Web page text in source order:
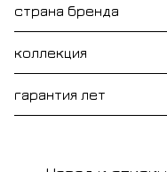
страна бренда
коллекция
гарантия лет